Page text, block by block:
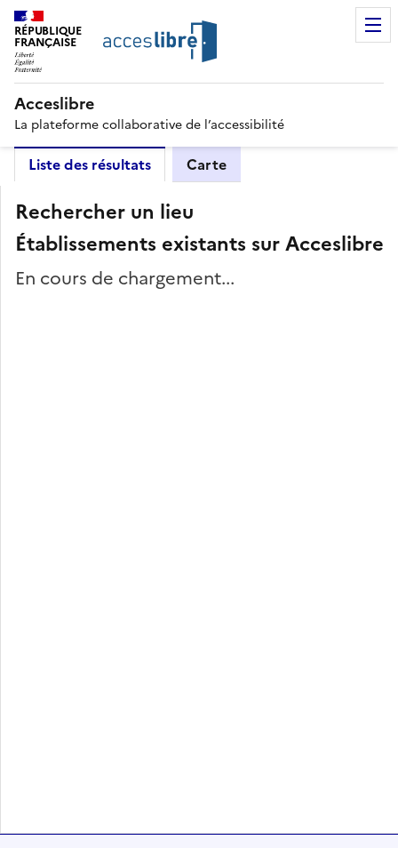
RÉPUBLIQUE
FRANÇAISE
Acceslibre
La plateforme collaborative de l’accessibilité
Liste des résultats Carte
Rechercher un lieu
Établissements existants sur Acceslibre
En cours de chargement...